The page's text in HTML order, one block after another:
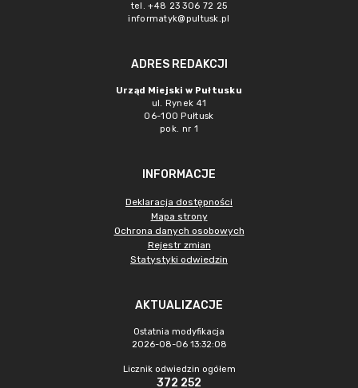
tel. +48 23 306 72 25
informatyk@pultusk.pl
ADRES REDAKCJI
Urząd Miejski w Pułtusku
ul. Rynek 41
06-100 Pułtusk
pok. nr 1
INFORMACJE
Deklaracja dostępności
Mapa strony
Ochrona danych osobowych
Rejestr zmian
Statystyki odwiedzin
AKTUALIZACJE
Ostatnia modyfikacja
2026-08-06 13:32:08
Licznik odwiedzin ogółem
372 252